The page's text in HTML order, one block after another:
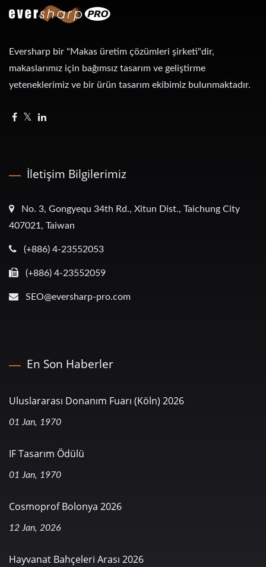
Eversharp bir "Makas üretim çözümleri şirketi"dir,
makaslarımız için bağımsız tasarım ve geliştirme
yeteneklerimiz ve bir ürün tasarım ekibimiz bulunmaktadır.
İletişim Bilgilerimiz
No. 3, Gongyequ 34th Rd., Xitun Dist., Taichung City
407021, Taiwan
(+886) 4-23552053
(+886) 4-23552059
SEO@eversharp-pro.com
En Son Haberler
Uluslararası Donanım Fuarı (Köln) 2026
01 Jan, 1970
IF Tasarım Ödülü
01 Jan, 1970
Cosmoprof Bolonya 2026
12 Jan, 2026
Hayvanat Bahçeleri Arası 2026